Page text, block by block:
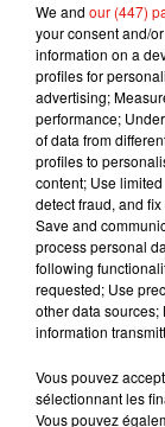
Voir
We and our (447)
your consent and/
information on a
profiles for
advertising;
performance;
of data from
profiles to
content; Use
detect fraud, and
Save and
process personal
following
requested; Use
other data sources;
information
Vous pouvez
sélectionnant les
Vous pouvez